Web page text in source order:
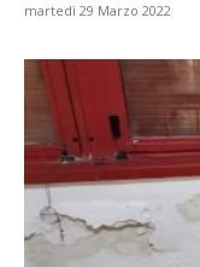
martedì 29 Marzo 2022